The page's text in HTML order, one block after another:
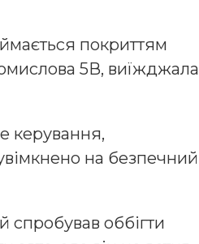
покриттям
5В, виїжджала
керування,
на безпечний
спробував оббігти